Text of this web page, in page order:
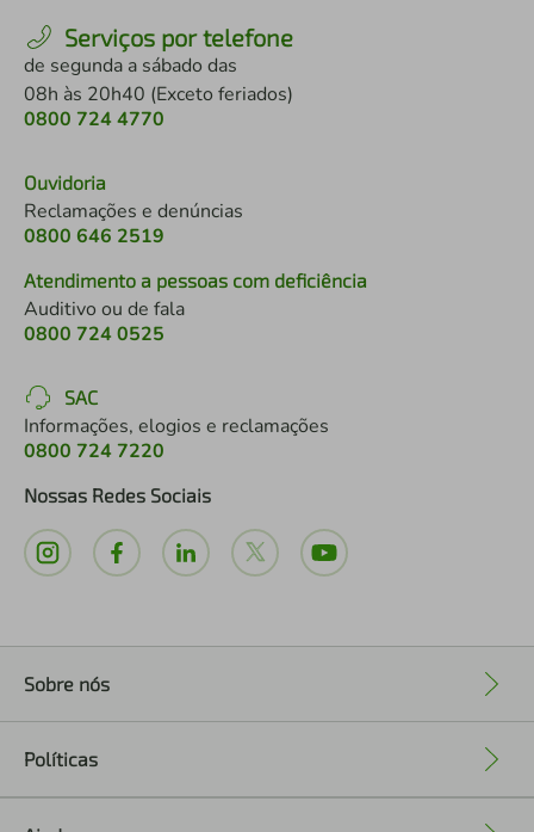
Serviços por telefone
de segunda a sábado das
08h às 20h40 (Exceto feriados)
0800 724 4770
Ouvidoria
Reclamações e denúncias
0800 646 2519
Atendimento a pessoas com deficiência
Auditivo ou de fala
0800 724 0525
SAC
Informações, elogios e reclamações
0800 724 7220
Nossas Redes Sociais
Sobre nós
Políticas